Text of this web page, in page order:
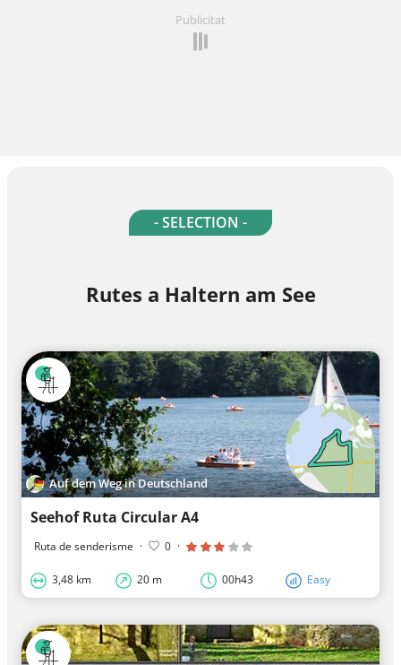
Publicitat
- SELECTION -
Rutes a Haltern am See
Auf dem Weg in Deutschland
Seehof Ruta Circular A4
Ruta de senderisme · 0 ·
3,48 km 20 m 00h43 Easy